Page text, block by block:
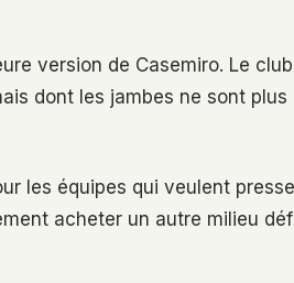
version de Casemiro. Le
dont les jambes ne sont plus
les équipes qui veulent
acheter un autre milieu